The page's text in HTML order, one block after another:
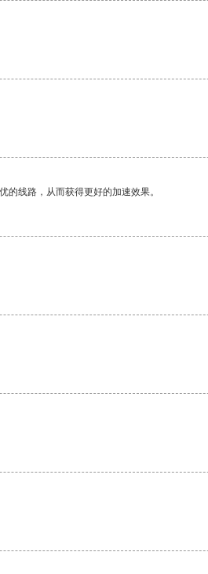
线路，从而获得更好的加速效果。